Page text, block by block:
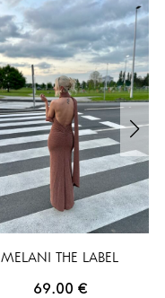
MELANI THE LABEL
69.00 €